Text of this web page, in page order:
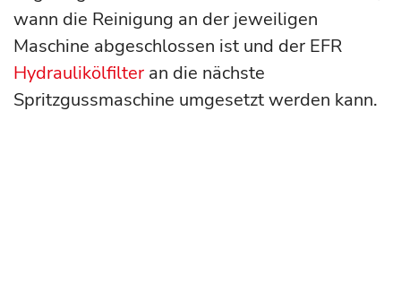
wann die Reinigung an der jeweiligen
Maschine abgeschlossen ist und der EFR
Hydraulikölfilter an die nächste
Spritzgussmaschine umgesetzt werden kann.